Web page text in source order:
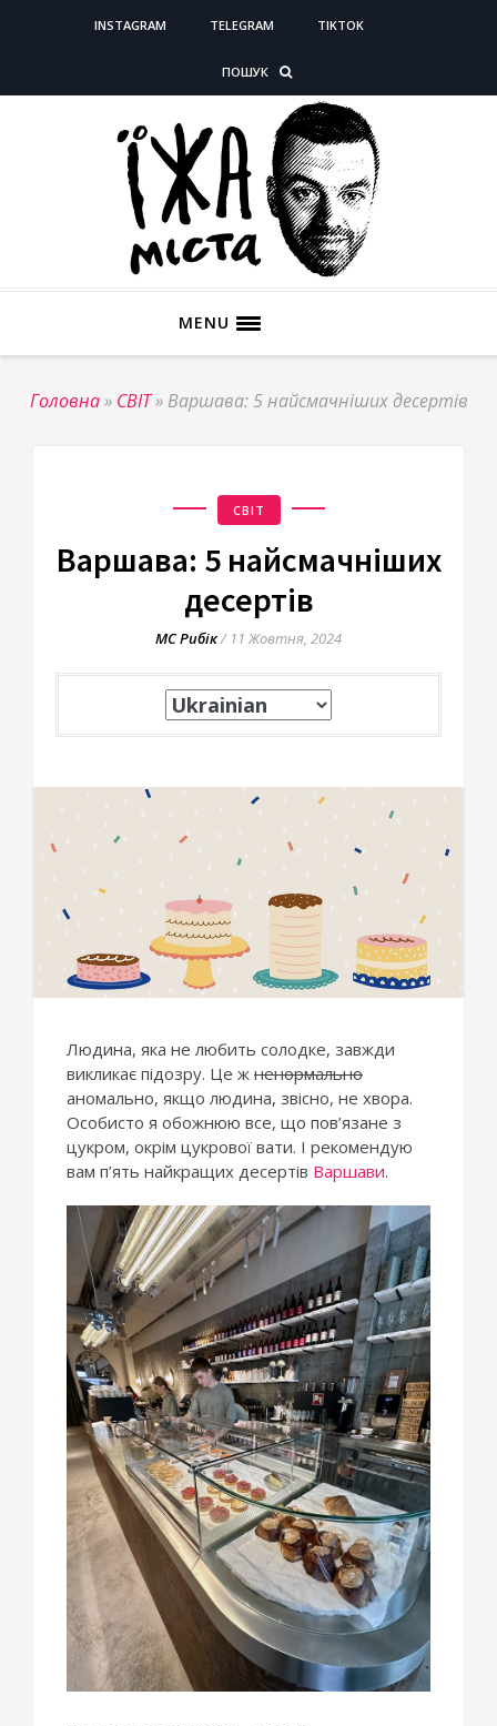
INSTAGRAM TELEGRAM TIKTOK
ПОШУК
MENU
Головна» СВІТ» Варшава: 5 найсмачніших десертів
СВІТ
Варшава: 5 найсмачніших
десертів
МС Рибік/ 11 Жовтня, 2024
Людина, яка не любить солодке, завжди
викликає підозру. Це ж ненормально
аномально, якщо людина, звісно, ​​не хвора.
Особисто я обожнюю все, що пов’язане з
цукром, окрім цукрової вати. І рекомендую
вам п’ять найкращих десертів Варшави.